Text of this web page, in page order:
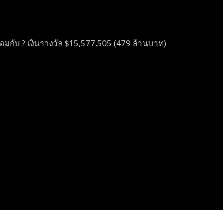
บ ? เงินรางวัล $15,577,505 (479 ล้านบาท)